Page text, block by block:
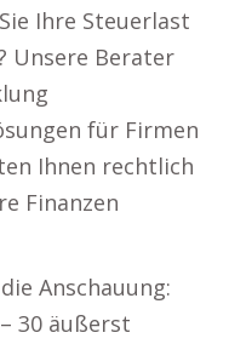
Ihre Steuerlast
Unsere Berater
für Firmen
Ihnen rechtlich
Finanzen
Anschauung:
30 äußerst